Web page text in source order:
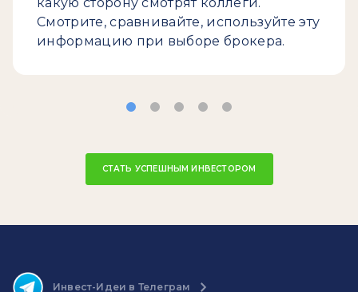
Смотрите, сравнивайте, используйте эту
информацию при выборе брокера.
СТАТЬ УСПЕШНЫМ ИНВЕСТОРОМ
Инвест-Идеи в Телеграм